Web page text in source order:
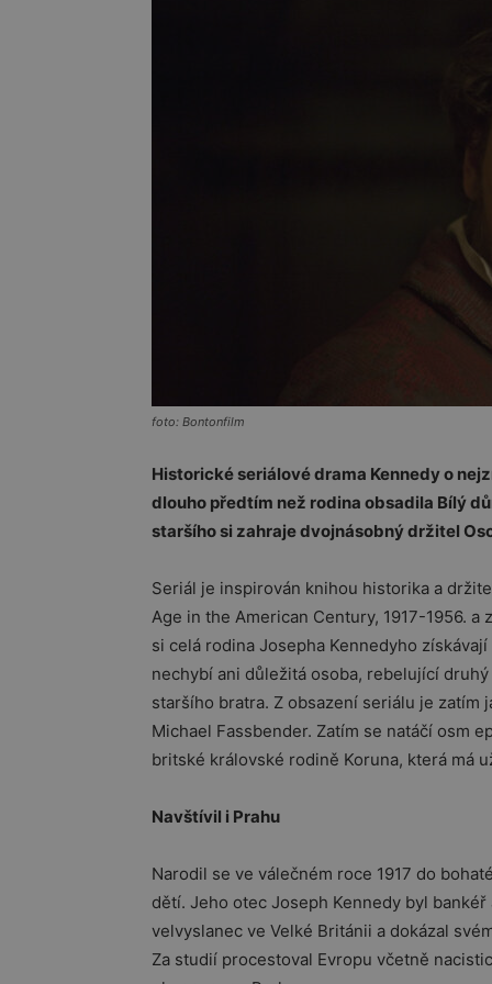
foto: Bontonfilm
Historické seriálové drama Kennedy o
dlouho předtím než rodina obsadila Bílý
staršího si zahraje dvojnásobný držitel
Seriál je inspirován knihou historika a
Age in the American Century, 1917-1956.
si celá rodina Josepha Kennedyho
nechybí ani důležitá osoba, rebelující
staršího bratra. Z obsazení seriálu je zatím
Michael Fassbender. Zatím se natáčí osm
britské královské rodině Koruna, která má
Navštívil i Prahu
Narodil se ve válečném roce 1917 do
dětí. Jeho otec Joseph Kennedy byl
velvyslanec ve Velké Británii a dokázal
Za studií procestoval Evropu včetně